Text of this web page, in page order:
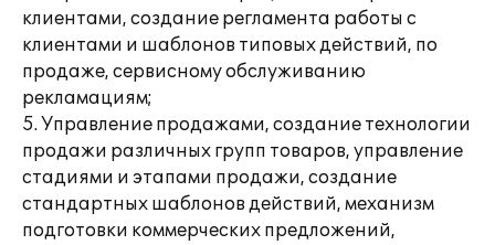
клиентами, создание регламента работы с
клиентами и шаблонов типовых действий, по
продаже, сервисному обслуживанию
рекламациям;
5. Управление продажами, создание технологии
продажи различных групп товаров, управление
стадиями и этапами продажи, создание
стандартных шаблонов действий, механизм
подготовки коммерческих предложений,